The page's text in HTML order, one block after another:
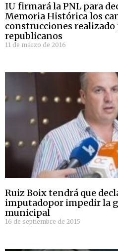
IU firmará la PNL para
Memoria Histórica los
construcciones realizado
republicanos
11 de marzo de 2016
Ruiz Boix tendrá que
imputadopor impedir la
municipal
16 de septiembre de 2015